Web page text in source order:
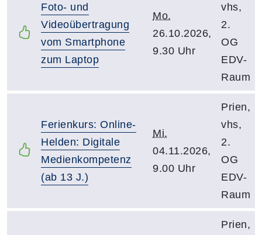
Foto- und
Videoübertragung
vom Smartphone
zum Laptop
Mo.
26.10.2026,
9.30 Uhr
vhs,
2.
OG
EDV-
Raum
Ferienkurs: Online-
Helden: Digitale
Medienkompetenz
(ab 13 J.)
Mi.
04.11.2026,
9.00 Uhr
Prien,
vhs,
2.
OG
EDV-
Raum
Prien,